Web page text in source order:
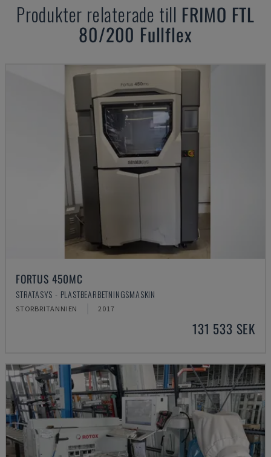
Produkter relaterade till FRIMO FTL
80/200 Fullflex
FORTUS 450MC
STRATASYS - PLASTBEARBETNINGSMASKIN
STORBRITANNIEN 2017
131 533 SEK